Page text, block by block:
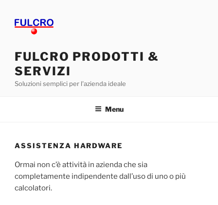
contenuto
FULCRO PRODOTTI &
SERVIZI
Soluzioni semplici per l'azienda ideale
Menu
ASSISTENZA HARDWARE
Ormai non c’è attività in azienda che sia
completamente indipendente dall’uso di uno o più
calcolatori.